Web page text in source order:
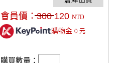
不易位移，抓力超強。
會員價：300 120 NTD
購物金 0元
購買數量：